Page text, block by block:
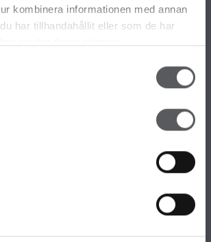
kombinera informationen med annan
har tillhandahållit eller som de har